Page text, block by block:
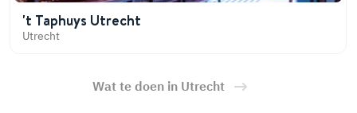
't Taphuys Utrecht
Utrecht
Wat te doen in Utrecht